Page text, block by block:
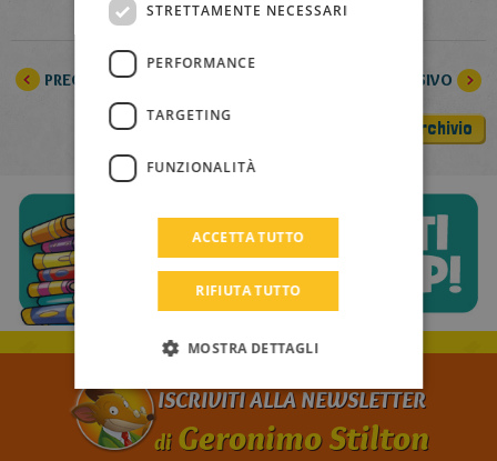
PRECEDENTE SUCCESSIVO
Archivio
ISCRIVITI ALLA NEWSLETTER
diGeronimo Stilton
DUTCH
STRETTAMENTE NECESSARI
PERFORMANCE
TARGETING
FUNZIONALITÀ
ACCETTA TUTTO
RIFIUTA TUTTO
MOSTRA DETTAGLI